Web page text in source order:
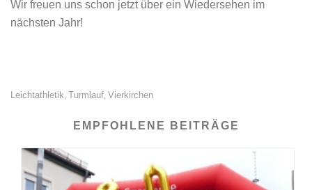
Wir freuen uns schon jetzt über ein Wiedersehen im
nächsten Jahr!
Leichtathletik Turmlauf Vierkirchen
EMPFOHLENE BEITRÄGE